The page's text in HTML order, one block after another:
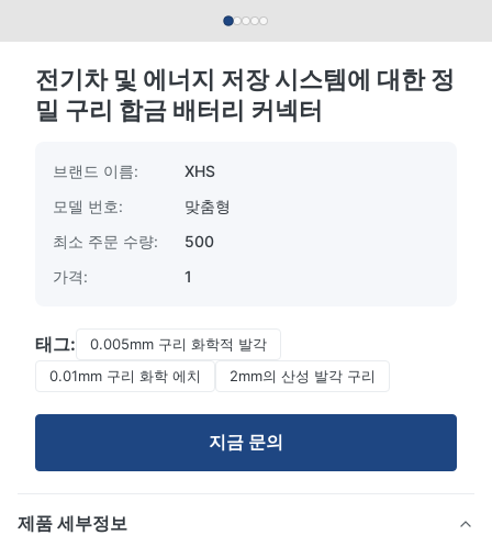
전기차 및 에너지 저장 시스템에 대한 정
밀 구리 합금 배터리 커넥터
브랜드 이름:
XHS
모델 번호:
맞춤형
최소 주문 수량:
500
가격:
1
태그:
0.005mm 구리 화학적 발각
0.01mm 구리 화학 에치
2mm의 산성 발각 구리
지금 문의
제품 세부정보